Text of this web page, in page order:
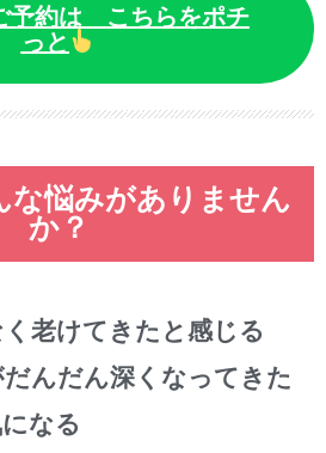
予約は こちらをポチ
っと
な悩みがありません
か？
老けてきたと感じる
んだん深くなってきた
なる